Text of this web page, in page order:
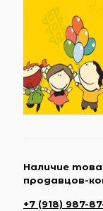
Наличие
продавцов-
+7 (918) 987-